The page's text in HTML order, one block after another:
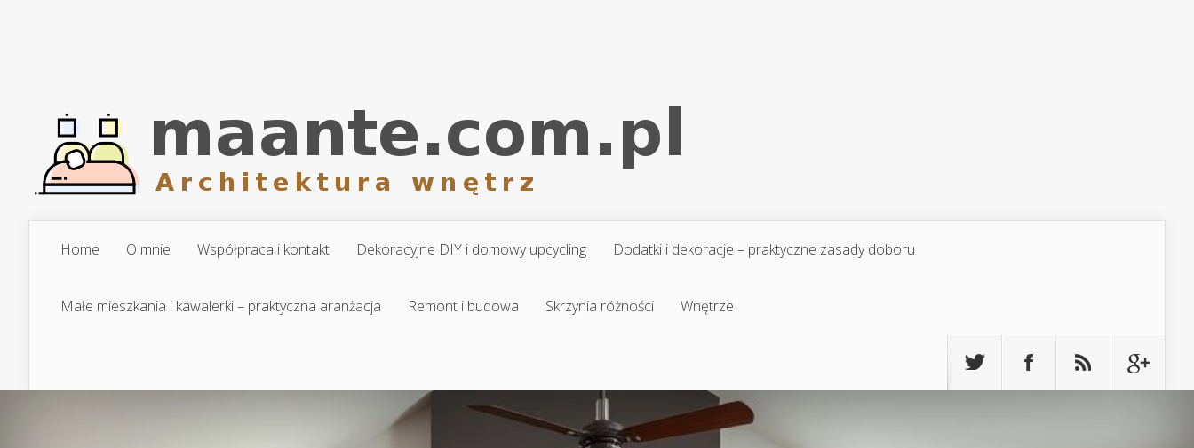
Home O mnie Współpraca i kontakt Dekoracyjne DIY i domowy upcycling Dodatki i dekoracje – praktyczne zasady doboru
Małe mieszkania i kawalerki – praktyczna aranżacja Remont i budowa Skrzynia różności Wnętrze